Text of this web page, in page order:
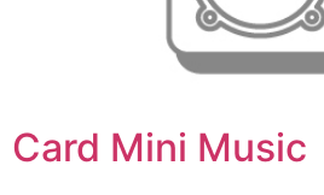
Card Mini Music